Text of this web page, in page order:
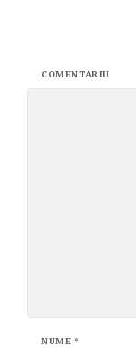
COMENTARIU
NUME *